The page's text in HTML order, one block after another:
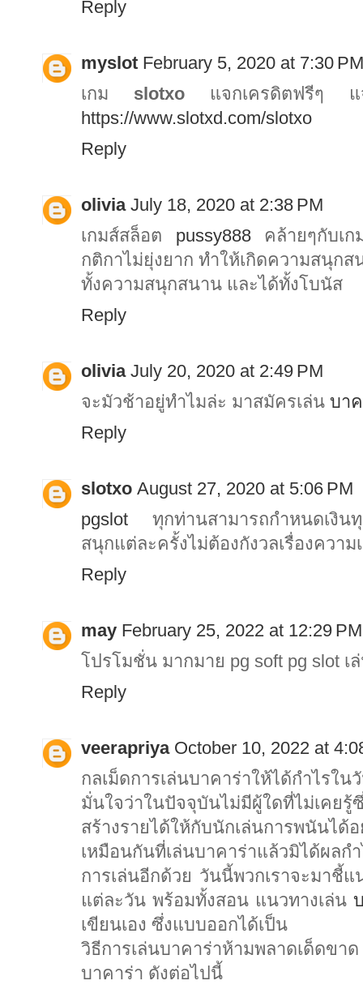
Reply
myslot February 5, 2020 at 7:30 PM
เกม slotxo แจกเครดิตฟรีๆ แ
https://www.slotxd.com/slotxo
Reply
olivia July 18, 2020 at 2:38 PM
เกมส์สล็อต pussy888คล้ายๆกับเก
กติกาไม่ยุ่งยาก ทำให้เกิดความสนุกส
ทั้งความสนุกสนาน และได้ทั้งโบนัส
Reply
olivia July 20, 2020 at 2:49 PM
จะมัวช้าอยู่ทำไมล่ะ มาสมัครเล่น บา
Reply
slotxo August 27, 2020 at 5:06 PM
pgslot ทุกท่านสามารถกำหนดเงินทุ
สนุกแต่ละครั้งไม่ต้องกังวลเรื่องความ
Reply
may February 25, 2022 at 12:29 PM
โปรโมชั่น มากมาย pg soft pg slot เ
Reply
veerapriya October 10, 2022 at
กลเม็ดการเล่นบาคาร่าให้ได้กำไรใน
มั่นใจว่าในปัจจุบันไม่มีผู้ใดที่ไม่เคย
สร้างรายได้ให้กับนักเล่นการพนันไ
เหมือนกันที่เล่นบาคาร่าแล้วมิได้ผล
การเล่นอีกด้วย วันนี้พวกเราจะมาชี้แ
แต่ละวัน พร้อมทั้งสอน แนวทางเล่น
เขียนเอง ซึ่งแบบออกได้เป็น
วิธีการเล่นบาคาร่าห้ามพลาดเด็ด
บาคาร่า ดังต่อไปนี้